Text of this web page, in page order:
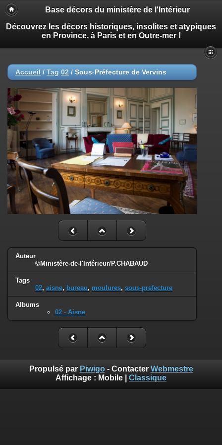
Base décors du ministère de l'Intérieur
Découvrez les décors historiques, insolites et atypiques
en Province, à Paris et en Outre-mer !
Accueil / Tag 02 / Sous-Préfecture de Vervins
Auteur
©Ministère-de-l'Intérieur/P.CHABAUD
Tags
02, aisne, bureau, moulures, sous-prefecture
Albums
02 - Aisne
Propulsé par Piwigo- Contacter Webmestre
Affichage : Mobile Classique